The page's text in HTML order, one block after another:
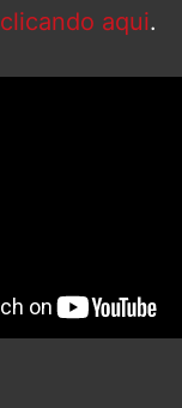
clicando aqui.